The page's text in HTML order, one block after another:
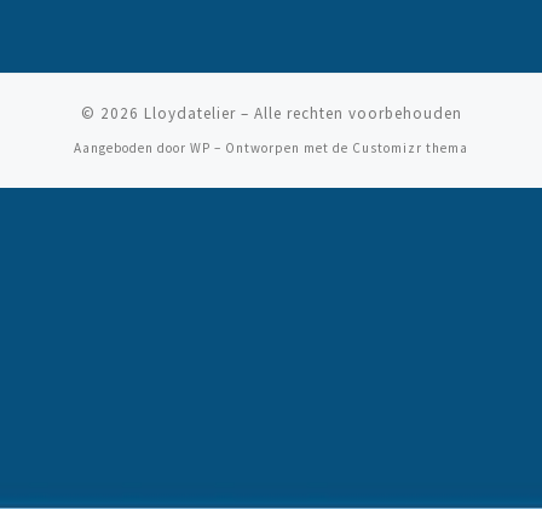
© 2026 Lloydatelier– Alle rechten voorbehouden
Aangeboden door WP – Ontworpen met de Customizr thema